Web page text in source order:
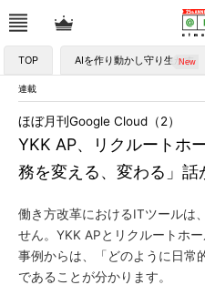
TOP AIを作り動かし守り生かす
連載
YKK AP、リクルートホ
務を変える、変わる」話
ほぼ月刊Google Cloud（2）
働き方改革におけるITツールは
せん。YKK APとリクルートホ
事例からは、「どのように日常
であることが分かります。